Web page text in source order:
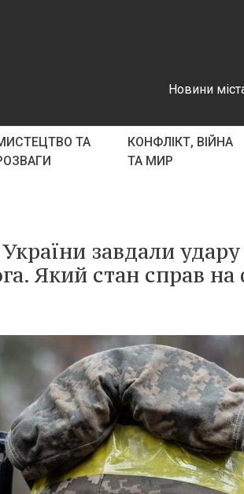
Новини
ТА
КОНФЛІКТ, ВІЙНА
ТА МИР
завдали
Який стан справ на